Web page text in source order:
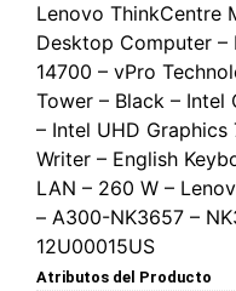
Lenovo ThinkCentre
Desktop Computer –
14700 – vPro
Tower – Black – Intel
– Intel UHD Graphics
Writer – English
LAN – 260 W –
– A300-NK3657 –
12U00015US
Atributos del Producto